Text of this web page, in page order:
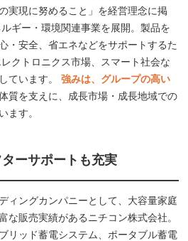
実現に努めること」を経営理念に掲
ギー・環境関連事業を展開。製品を
・安全、省エネなどをサポートするた
クトロニクス市場、スマート社会な
ています。強みは、グループの高い
質を支えに、成長市場・成長地域での
ます。
ーサポートも充実
ィングカンパニーとして、大容量家庭
な販売実績があるニチコン株式会社。
リッド蓄電システム、ポータブル蓄電